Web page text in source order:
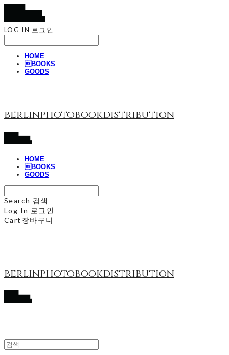
LOG IN 로그인
HOME
BOOKS
GOODS
berlinphotobookdistribution
HOME
BOOKS
GOODS
Search 검색
Log In 로그인
Cart 장바구니
berlinphotobookdistribution